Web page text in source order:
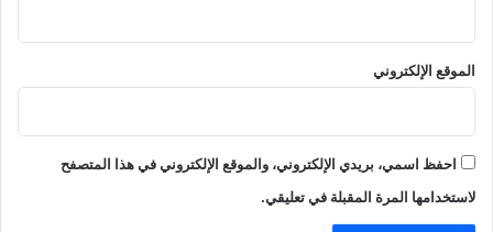
الموقع الإلكتروني
احفظ اسمي، بريدي الإلكتروني، والموقع الإلكتروني في هذا المتصفح
لاستخدامها المرة المقبلة في تعليقي.